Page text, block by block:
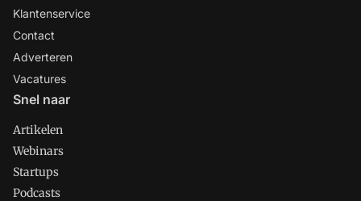
Klantenservice
Contact
Adverteren
Vacatures
Snel naar
Artikelen
Webinars
Startups
Podcasts